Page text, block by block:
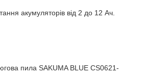
акумуляторів від 2 до 12 Ач.
пила SAKUMA BLUE CS0621-